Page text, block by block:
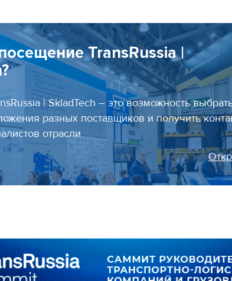
TransRussia |
| SkladTech – это возможность
разных поставщиков и получить
отрасли